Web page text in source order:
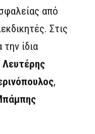
από
Στις
ίδια
Λευτέρης
,